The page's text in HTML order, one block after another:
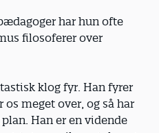
har hun ofte
filosoferer over
klog fyr. Han fyrer
meget over, og så har
Han er en vidende